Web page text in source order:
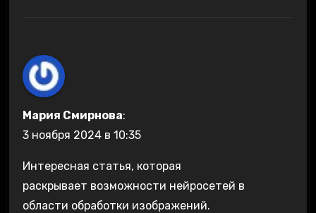
Мария Смирнова:
3 ноября 2024 в 10:35
Интересная статья, которая
раскрывает возможности нейросетей в
области обработки изображений.